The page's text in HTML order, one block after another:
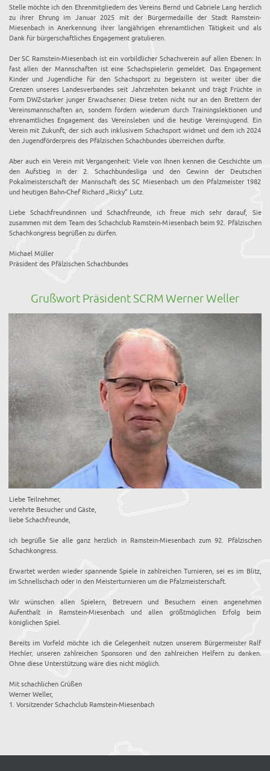
Stelle möchte ich den Ehrenmitgliedern des Vereins Bernd und Gabriele Lang herzlich
zu ihrer Ehrung im Januar 2025 mit der Bürgermedaille der Stadt Ramstein-
Miesenbach in Anerkennung ihrer langjährigen ehrenamtlichen Tätigkeit und als
Dank für bürgerschaftliches Engagement gratulieren.
Der SC Ramstein-Miesenbach ist ein vorbildlicher Schachverein auf allen Ebenen: In
fast allen der Mannschaften ist eine Schachspielerin gemeldet. Das Engagement
Kinder und Jugendliche für den Schachsport zu begeistern ist weiter über die
Grenzen unseres Landesverbandes seit Jahrzehnten bekannt und trägt Früchte in
Form DWZ-starker junger Erwachsener. Diese treten nicht nur an den Brettern der
Vereinsmannschaften an, sondern fördern wiederum durch Trainingslektionen und
ehrenamtliches Engagement das Vereinsleben und die heutige Vereinsjugend. Ein
Verein mit Zukunft, der sich auch inklusivem Schachsport widmet und dem ich 2024
den Jugendförderpreis des Pfälzischen Schachbundes überreichen durfte.
Aber auch ein Verein mit Vergangenheit: Viele von Ihnen kennen die Geschichte um
den Aufstieg in der 2. Schachbundesliga und den Gewinn der Deutschen
Pokalmeisterschaft der Mannschaft des SC Miesenbach um den Pfalzmeister 1982
und heutigen Bahn-Chef Richard „Ricky“ Lutz.
Liebe Schachfreundinnen und Schachfreunde, ich freue mich sehr darauf, Sie
zusammen mit dem Team des Schachclub Ramstein-Miesenbach beim 92. Pfälzischen
Schachkongress begrüßen zu dürfen.
Michael Müller
Präsident des Pfälzischen Schachbundes
Grußwort Präsident SCRM Werner Weller
Liebe Teilnehmer,
verehrte Besucher und Gäste,
liebe Schachfreunde,
ich begrüße Sie alle ganz herzlich in Ramstein-Miesenbach zum 92. Pfälzischen
Schachkongress.
Erwartet werden wieder spannende Spiele in zahlreichen Turnieren, sei es im Blitz,
im Schnellschach oder in den Meisterturnieren um die Pfalzmeisterschaft.
Wir wünschen allen Spielern, Betreuern und Besuchern einen angenehmen
Aufenthalt in Ramstein-Miesenbach und allen größtmöglichen Erfolg beim
königlichen Spiel.
Bereits im Vorfeld möchte ich die Gelegenheit nutzen unserem Bürgermeister Ralf
Hechler, unseren zahlreichen Sponsoren und den zahlreichen Helfern zu danken.
Ohne diese Unterstützung wäre dies nicht möglich.
Mit schachlichen Grüßen
Werner Weller,
1. Vorsitzender Schachclub Ramstein-Miesenbach